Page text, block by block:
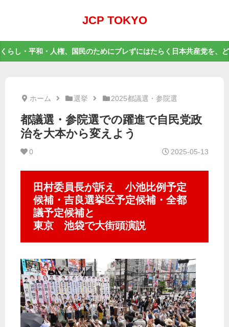
JCP TOKYO
くらし・平和・人権、国民のためにブレずにはたらく日本共産党を、
ホーム 選挙 2025都議選・参院選
都議選・参院選での躍進で自民党政
治を大本から変えよう
0 2025-05-13
田村委員長が訴え 小池比例予定
候補・吉良選挙区予定候補・全都
議予定候補と
東京 池袋で大街頭演説